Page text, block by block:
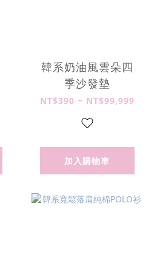
韓系奶油風雲朵四
季沙發墊
NT$390 ~ NT$99,999
加入購物車